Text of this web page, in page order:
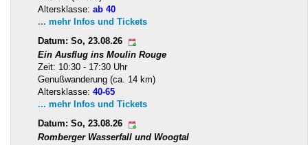
Altersklasse: ab 40
... mehr Infos und Tickets
Datum: So, 23.08.26
Ein Ausflug ins Moulin Rouge
Zeit: 10:30 - 17:30 Uhr
Genußwanderung (ca. 14 km)
Altersklasse: 40-65
... mehr Infos und Tickets
Datum: So, 23.08.26
Romberger Wasserfall und Woogtal